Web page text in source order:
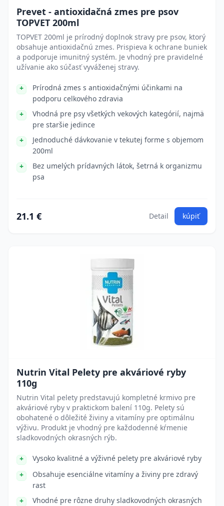
Prevet - antioxidačná zmes pre psov
TOPVET 200ml
TOPVET 200ml je prírodný doplnok stravy pre psov, ktorý
obsahuje antioxidačnú zmes. Prispieva k ochrane buniek
a podporuje imunitný systém. Je vhodný pre pravidelné
užívanie ako súčasť vyváženej stravy.
Prírodná zmes s antioxidačnými účinkami na
podporu celkového zdravia
Vhodná pre psy všetkých vekových kategórií, najmä
pre staršie jedince
Jednoduché dávkovanie v tekutej forme s objemom
200ml
Bez umelých prídavných látok, šetrná k organizmu
psa
21.1 € Detail kúpiť
Nutrin Vital Pelety pre akváriové ryby
110g
Nutrin Vital pelety predstavujú kompletné krmivo pre
akváriové ryby v praktickom balení 110g. Pelety sú
obohatené o dôležité živiny a vitamíny pre optimálnu
výživu. Produkt je vhodný pre každodenné kŕmenie
sladkovodných okrasných rýb.
Vysoko kvalitné a výživné pelety pre akváriové ryby
Obsahuje esenciálne vitamíny a živiny pre zdravý
rast
Vhodné pre rôzne druhy sladkovodných okrasných